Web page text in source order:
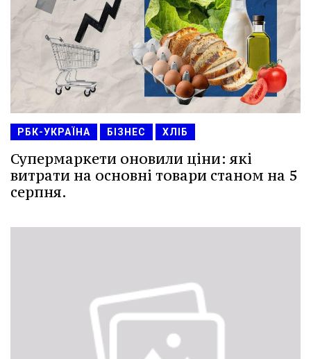
РБК-УКРАЇНА БІЗНЕС ХЛІБ
Супермаркети оновили ціни: які
витрати на основні товари станом на 5
серпня.